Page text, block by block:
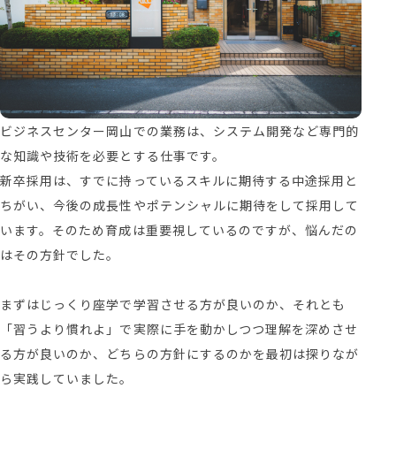
ビジネスセンター岡山での業務は、システム開発など専門的
な知識や技術を必要とする仕事です。
新卒採用は、すでに持っているスキルに期待する中途採用と
ちがい、今後の成長性やポテンシャルに期待をして採用して
います。そのため育成は重要視しているのですが、悩んだの
はその方針でした。
まずはじっくり座学で学習させる方が良いのか、それとも
「習うより慣れよ」で実際に手を動かしつつ理解を深めさせ
る方が良いのか、どちらの方針にするのかを最初は探りなが
ら実践していました。